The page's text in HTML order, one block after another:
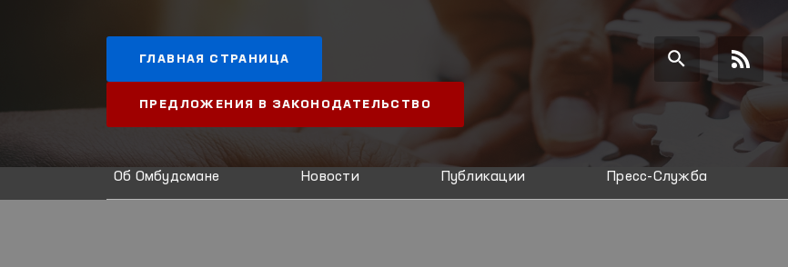
ГЛАВНАЯ СТРАНИЦА
ПРЕДЛОЖЕНИЯ В ЗАКОНОДАТЕЛЬСТВО
Об Омбудсмане Новости Публикации Пресс-Служба